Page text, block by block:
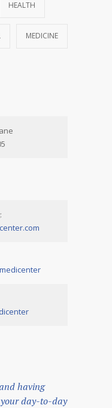
HEALTH
MEDICINE
having
day-to-day